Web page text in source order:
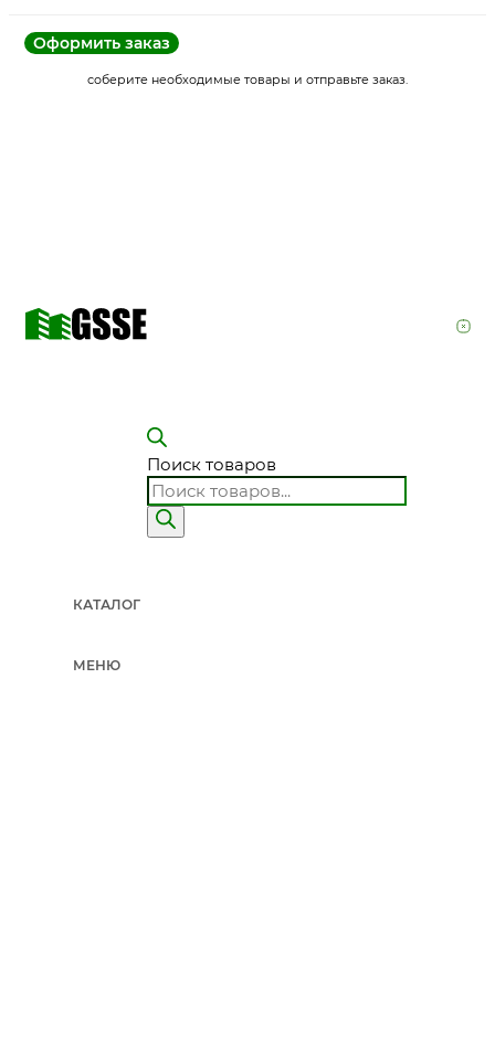
Оформить заказ
соберите необходимые товары и отправьте заказ.
Поиск товаров
КАТАЛОГ
МЕНЮ